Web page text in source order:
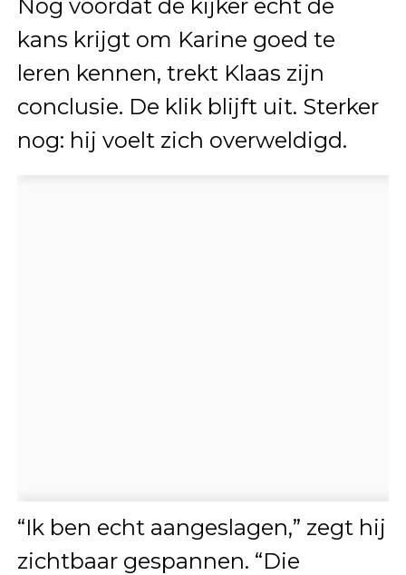
Nog voordat de kijker echt de
kans krijgt om Karine goed te
leren kennen, trekt Klaas zijn
conclusie. De klik blijft uit. Sterker
nog: hij voelt zich overweldigd.
“Ik ben echt aangeslagen,” zegt hij
zichtbaar gespannen. “Die